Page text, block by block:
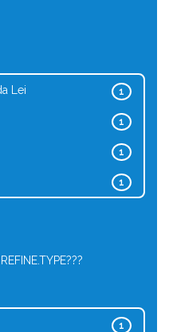
1
Lei
1
1
1
1